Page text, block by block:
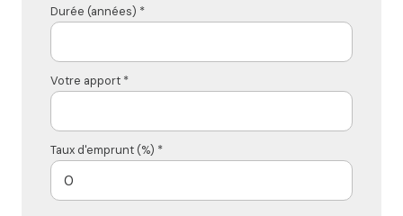
Durée (années) *
Votre apport *
Taux d'emprunt (%) *